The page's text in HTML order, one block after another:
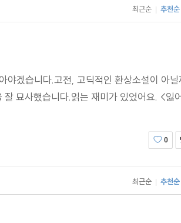
우 흐릿한 느낌을 주는 요소들과 음침한
다."
잃어버린 시간과 기회에 대한 느낌을 정확
최근순 | 추천순
야겠습니다.고전, 고딕적인 환상소설이 아닐
묘사했습니다.읽는 재미가 있었어요. <잃
0
최근순 | 추천순